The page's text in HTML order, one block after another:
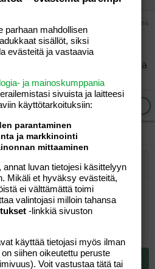
#4
synnyttäneet
kuulemaan.
Onko mahdollisuus synnyttää
lista
lista
sisennystä
editoriin…
hyperlinkki
Lisää kuva
HymiötLaajennettuun
Kumoa
Rivinsisäinen koodi
Rivinsisäinen spoiler
1
line
luonnos
luonnos
Lähetä vastaus
parhaan mahdollisen
sisällöt, siksi
evästeitä ja vastaavia
ja mainoskumppania
sivuista ja laitteesi
käyttötarkoituksiin:
parantaminen
ja markkinointi
mittaaminen
luvan tietojesi käsittelyyn
Mikäli et hyväksy evästeitä,
ei välttämättä toimi
valintojasi milloin tahansa
-linkkiä sivuston
käyttää tietojasi myös ilman
siihen oikeutettu peruste
Voit vastustaa tätä tai